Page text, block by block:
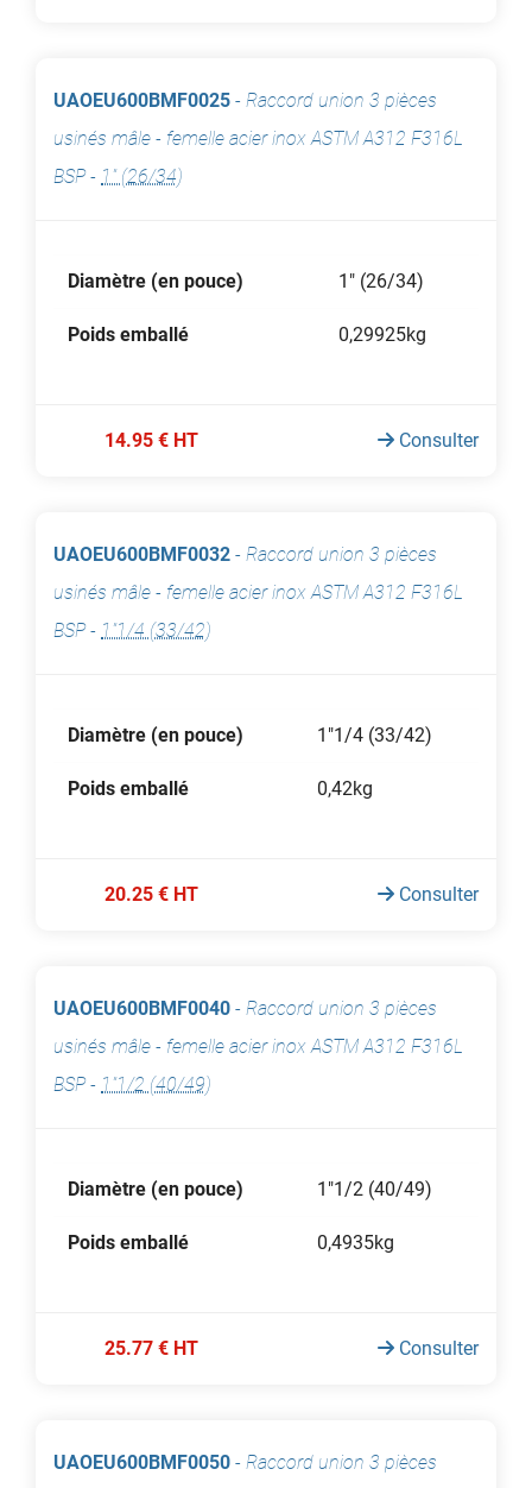
UAOEU600BMF0025 - Raccord union 3 pièces
usinés mâle - femelle acier inox ASTM A312 F316L
BSP- 1" (26/34)
Diamètre (en pouce) 1" (26/34)
Poids emballé 0,29925kg
14.95 € HT Consulter
UAOEU600BMF0032 - Raccord union 3 pièces
usinés mâle - femelle acier inox ASTM A312 F316L
BSP- 1"1/4 (33/42)
Diamètre (en pouce) 1"1/4 (33/42)
Poids emballé 0,42kg
20.25 € HT Consulter
UAOEU600BMF0040 - Raccord union 3 pièces
usinés mâle - femelle acier inox ASTM A312 F316L
BSP- 1"1/2 (40/49)
Diamètre (en pouce) 1"1/2 (40/49)
Poids emballé 0,4935kg
25.77 € HT Consulter
UAOEU600BMF0050 - Raccord union 3 pièces